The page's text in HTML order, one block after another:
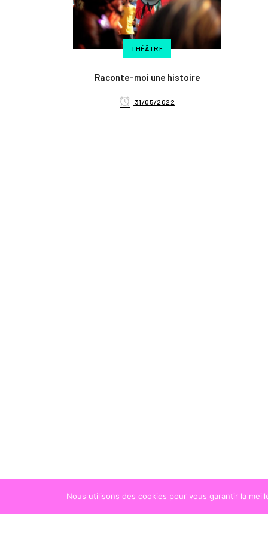
THÉÂTRE
Raconte-moi une histoire
31/05/2022
Nous utilisons des cookies pour vous garantir la